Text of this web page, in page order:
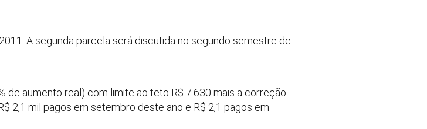
A segunda parcela será discutida no segundo semestre de
de aumento real) com limite ao teto R$ 7.630 mais a correção
2,1 mil pagos em setembro deste ano e R$ 2,1 pagos em